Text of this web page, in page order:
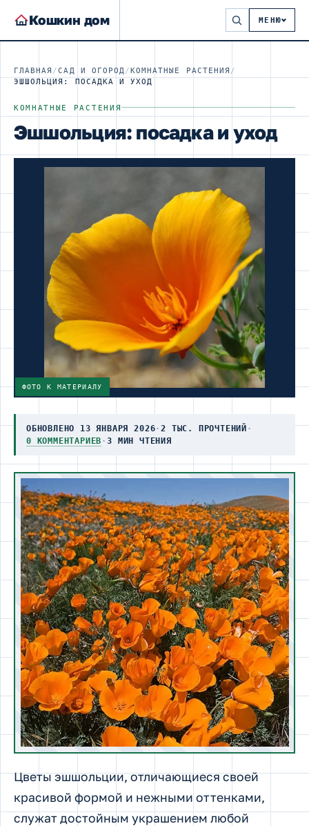
Кошкин дом МЕНЮ
ГЛАВНАЯ /САД И ОГОРОД /КОМНАТНЫЕ РАСТЕНИЯ /
ЭШШОЛЬЦИЯ: ПОСАДКА И УХОД
КОМНАТНЫЕ РАСТЕНИЯ
Эшшольция: посадка и уход
ФОТО К МАТЕРИАЛУ
ОБНОВЛЕНО 13 ЯНВАРЯ 2026·2 ТЫС. ПРОЧТЕНИЙ ·
0 КОММЕНТАРИЕВ ·3 МИН ЧТЕНИЯ
Цветы эшшольции, отличающиеся своей
красивой формой и нежными оттенками,
служат достойным украшением любой